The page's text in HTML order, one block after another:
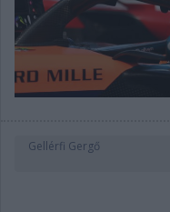
Gellérfi Gergő